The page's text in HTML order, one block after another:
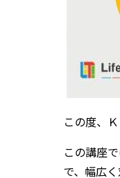
この度、
この講座
で、幅広く